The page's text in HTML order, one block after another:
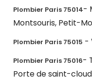
Plombier Paris 75014-
Montsouris, Petit-
Plombier Paris 75015 -
Plombier Paris 75016-
Porte de saint-cloud